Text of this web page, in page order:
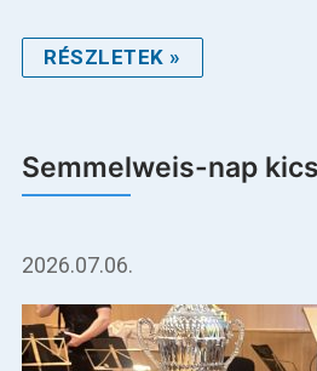
RÉSZLETEK »
Semmelweis-nap
2026.07.06.